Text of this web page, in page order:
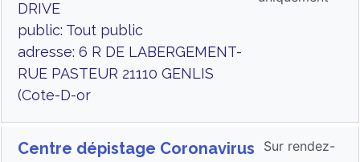
DRIVE
public: Tout public
adresse: 6 R DE LABERGEMENT-
RUE PASTEUR 21110 GENLIS
(Cote-D-or
Centre dépistage Coronavirus
Sur rendez-